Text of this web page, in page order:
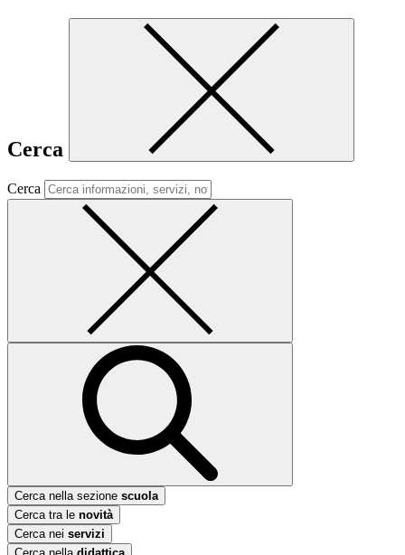
Cerca
Cerca
Cerca nella sezione scuola
Cerca tra le novità
Cerca nei servizi